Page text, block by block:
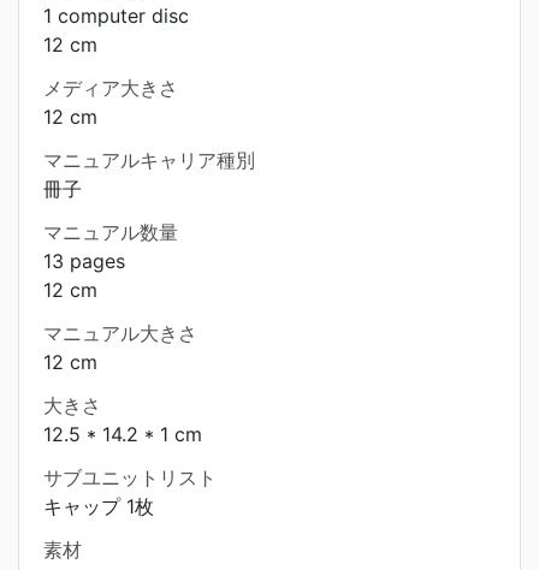
1 computer disc
12 cm
メディア大きさ
12 cm
マニュアルキャリア種別
冊子
マニュアル数量
13 pages
12 cm
マニュアル大きさ
12 cm
大きさ
12.5 * 14.2 * 1 cm
サブユニットリスト
キャップ 1枚
素材